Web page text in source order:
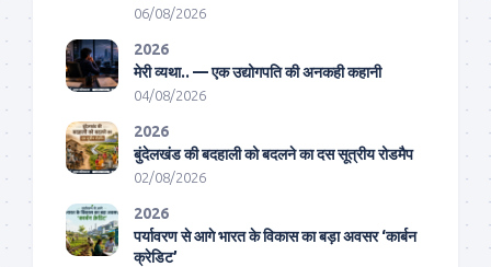
06/08/2026
2026
मेरी व्यथा.. — एक उद्योगपति की अनकही कहानी
04/08/2026
2026
बुंदेलखंड की बदहाली को बदलने का दस सूत्रीय रोडमैप
02/08/2026
2026
पर्यावरण से आगे भारत के विकास का बड़ा अवसर ‘कार्बन
क्रेडिट’